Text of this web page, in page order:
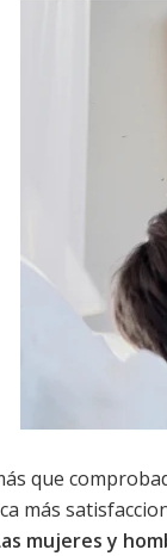
que
más
mujeres y